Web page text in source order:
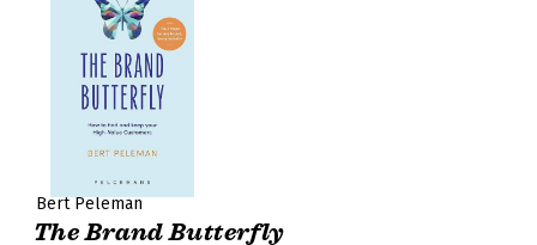
Bert Peleman
The Brand Butterfly